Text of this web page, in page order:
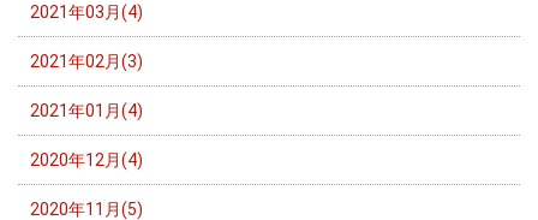
2021年03月(4)
2021年02月(3)
2021年01月(4)
2020年12月(4)
2020年11月(5)